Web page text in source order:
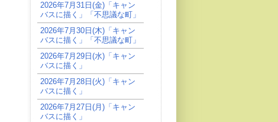
2026年7月31日(金)「キャン
バスに描く」「不思議な町」
2026年7月30日(木)「キャン
バスに描く」「不思議な町」
2026年7月29日(水)「キャン
バスに描く」
2026年7月28日(火)「キャン
バスに描く」
2026年7月27日(月)「キャン
バスに描く」